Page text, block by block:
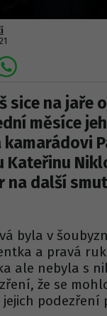
Sdílet
sice na jaře
měsíce
kamarádovi
na další
byla v
a pravá
ale nebyla s
že se
jejich podezření